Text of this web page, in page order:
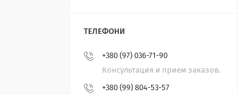
+380 (97) 036-71-90
Консультация и прием заказов.
+380 (99) 804-53-57